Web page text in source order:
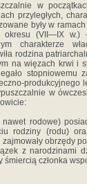
w
przyległych,
były w
(VII—IX w.)
charakterze
rodzina
na więzach krwi i
stopniowemu
produkcyjnego
w
rodowe)
rodziny (rodu)
obrzędy
z narodzinami
śmiercią członka